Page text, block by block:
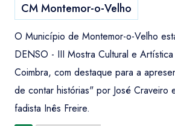
CM Montemor-o-Velho
O Município de Montemor-o-Velho
DENSO - III Mostra Cultural e
Coimbra, com destaque para a
de contar histórias" por José Craveiro
fadista Inês Freire.